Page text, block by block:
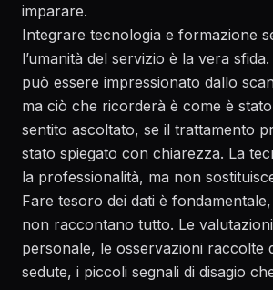
imparare.
Integrare tecnologia e formazione
l’umanità del servizio è la vera
può essere impressionato dallo
ma ciò che ricorderà è come è
sentito ascoltato, se il trattamento
stato spiegato con chiarezza. La
la professionalità, ma non
Fare tesoro dei dati è
non raccontano tutto. Le
personale, le osservazioni raccolte
sedute, i piccoli segnali di disagio